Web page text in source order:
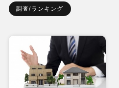
調査/ランキング